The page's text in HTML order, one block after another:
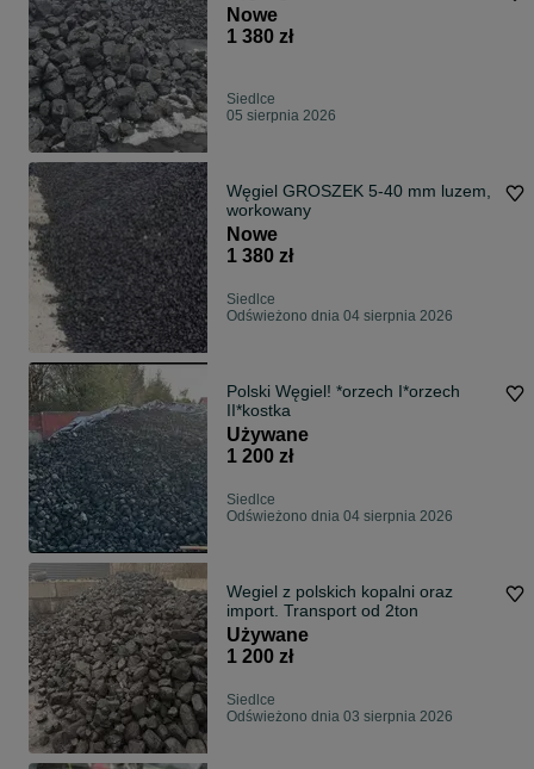
Nowe
1 380 zł
Siedlce
05 sierpnia 2026
Węgiel GROSZEK 5-40 mm luzem,
workowany
Nowe
1 380 zł
Siedlce
Odświeżono dnia 04 sierpnia 2026
Polski Węgiel! *orzech I*orzech
II*kostka
Używane
1 200 zł
Siedlce
Odświeżono dnia 04 sierpnia 2026
Wegiel z polskich kopalni oraz
import. Transport od 2ton
Używane
1 200 zł
Siedlce
Odświeżono dnia 03 sierpnia 2026